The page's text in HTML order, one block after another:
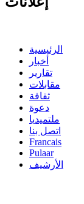
الرئيسية
أخبار
تقارير
مقابلات
ثقافة
دعوة
ملتميديا
اتصل بنا
Francais
Pulaar
الأرشيف